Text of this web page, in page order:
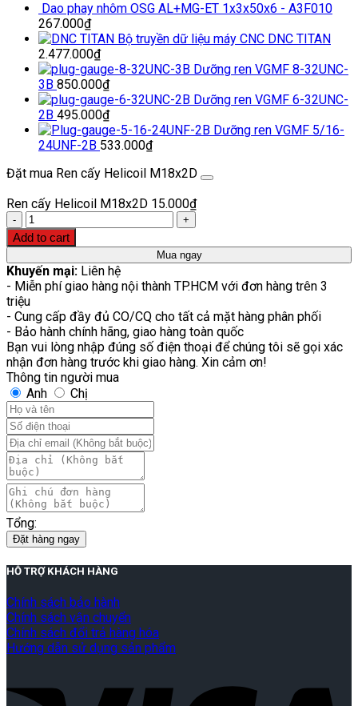
Dao phay nhôm OSG AL+MG-ET 1x3x50x6 - A3F010
267.000₫
Bộ truyền dữ liệu máy CNC DNC TITAN
2.477.000₫
Dưỡng ren VGMF 8-32UNC-
3B 850.000₫
Dưỡng ren VGMF 6-32UNC-
2B 495.000₫
Dưỡng ren VGMF 5/16-
24UNF-2B 533.000₫
Đặt mua Ren cấy Helicoil M18x2D
Ren cấy Helicoil M18x2D 15.000₫
Quantity
Add to cart
Mua ngay
Khuyến mại: Liên hệ
- Miễn phí giao hàng nội thành TP.HCM với đơn hàng trên 3
triệu
- Cung cấp đầy đủ CO/CQ cho tất cả mặt hàng phân phối
- Bảo hành chính hãng, giao hàng toàn quốc
Bạn vui lòng nhập đúng số điện thoại để chúng tôi sẽ gọi xác
nhận đơn hàng trước khi giao hàng. Xin cảm ơn!
Thông tin người mua
Anh
Chị
Tổng:
Đặt hàng ngay
HỖ TRỢ KHÁCH HÀNG
Chính sách bảo hành
Chính sách vận chuyển
Chính sách đổi trả hàng hóa
Hướng dẫn sử dụng sản phẩm